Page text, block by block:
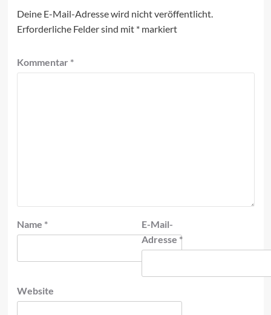
Deine E-Mail-Adresse wird nicht veröffentlicht.
Erforderliche Felder sind mit *markiert
Kommentar *
Name *
E-Mail-
Adresse*
Website